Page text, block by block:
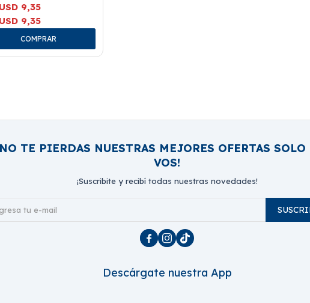
USD 9,35
USD 9,35
TE PIERDAS NUESTRAS MEJORES OFERTAS SOLO
VOS!
¡Suscribite y recibí todas nuestras novedades!
  
Descárgate nuestra App